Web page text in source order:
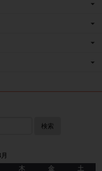
検索
木 金 土